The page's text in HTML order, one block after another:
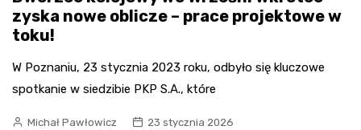
zyska nowe oblicze – prace projektowe w
toku!
W Poznaniu, 23 stycznia 2023 roku, odbyło się kluczowe
spotkanie w siedzibie PKP S.A., które
Michał Pawłowicz 23 stycznia 2026